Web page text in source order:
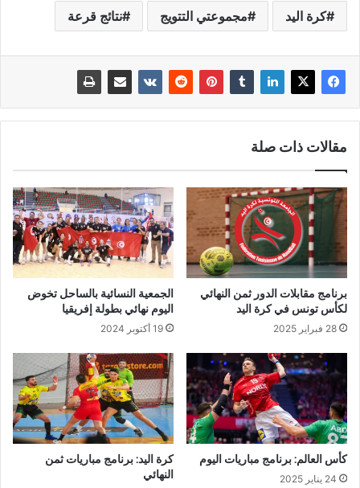
كرة اليد مجموعتي التتويج نتائج قرعة
مقالات ذات صلة
برنامج مقابلات الدور ثمن النهائي
لكأس تونس في كرة اليد
28 فبراير 2025
الجمعية النسائية بالساحل تخوض
اليوم نهائي بطولة إفريقيا
19 أكتوبر 2024
كأس العالم: برنامج مباريات اليوم
24 يناير 2025
كرة اليد: برنامج مباريات ثمن
النهائي